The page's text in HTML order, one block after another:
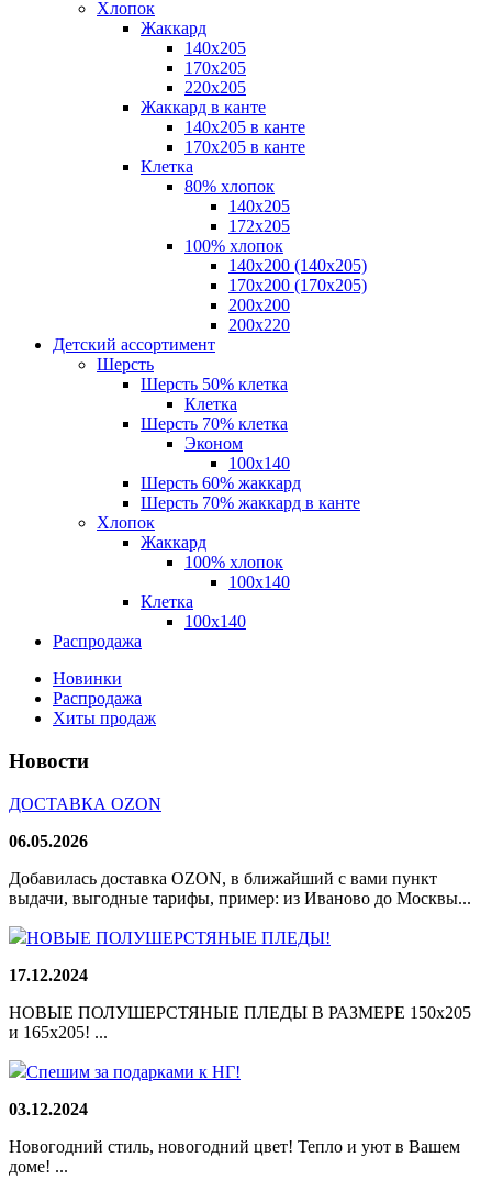
Хлопок
Жаккард
140x205
170х205
220х205
Жаккард в канте
140х205 в канте
170х205 в канте
Клетка
80% хлопок
140x205
172х205
100% хлопок
140x200 (140х205)
170x200 (170х205)
200х200
200х220
Детский ассортимент
Шерсть
Шерсть 50% клетка
Клетка
Шерсть 70% клетка
Эконом
100x140
Шерсть 60% жаккард
Шерсть 70% жаккард в канте
Хлопок
Жаккард
100% хлопок
100x140
Клетка
100х140
Распродажа
Новинки
Распродажа
Хиты продаж
Новости
ДОСТАВКА OZON
06.05.2026
Добавилась доставка OZON, в ближайший с вами пункт
выдачи, выгодные тарифы, пример: из Иваново до Москвы...
НОВЫЕ ПОЛУШЕРСТЯНЫЕ ПЛЕДЫ!
17.12.2024
НОВЫЕ ПОЛУШЕРСТЯНЫЕ ПЛЕДЫ В РАЗМЕРЕ 150х205
и 165х205! ...
Спешим за подарками к НГ!
03.12.2024
Новогодний стиль, новогодний цвет! Тепло и уют в Вашем
доме! ...